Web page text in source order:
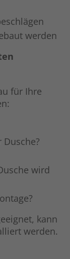
werden
für Ihre
wird
kann
werden.